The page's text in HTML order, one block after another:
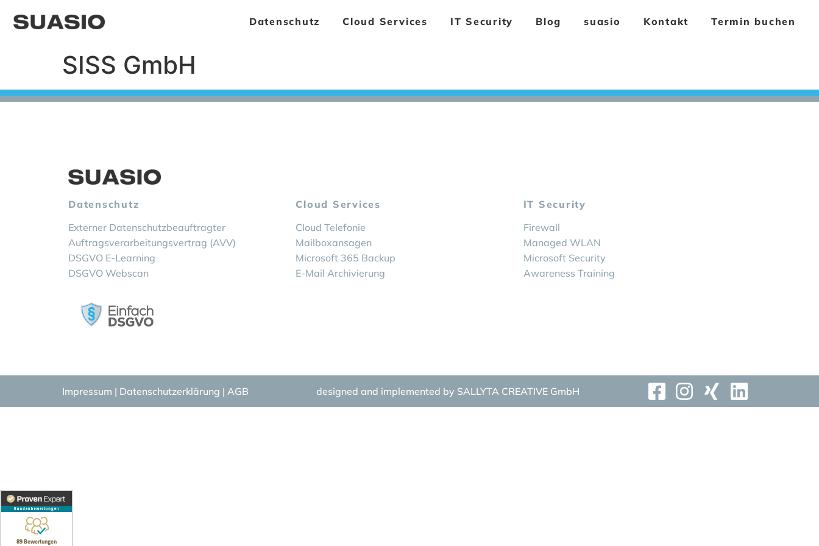
Datenschutz Cloud Services IT Security Blog suasio Kontakt Termin buchen
SISS GmbH
Datenschutz
Externer Datenschutzbeauftragter
Auftragsverarbeitungsvertrag (AVV)
DSGVO E-Learning
DSGVO Webscan
Cloud Services
Cloud Telefonie
Mailboxansagen
Microsoft 365 Backup
E-Mail Archivierung
IT Security
Firewall
Managed WLAN
Microsoft Security
Awareness Training
Impressum | Datenschutzerklärung | AGB designed and implemented by SALLYTA CREATIVE GmbH